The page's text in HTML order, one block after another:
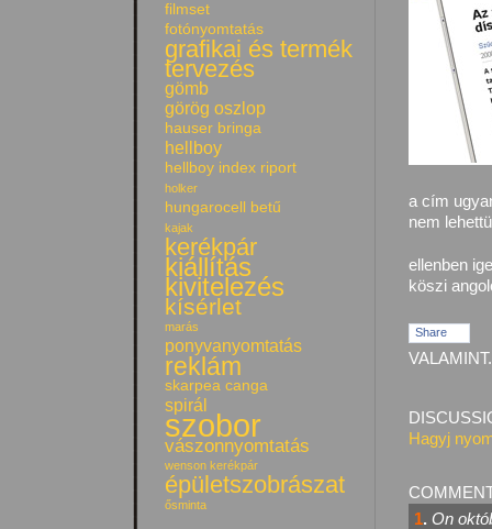
a cím
nem
ellenben
köszi
Share
Hagyj
1. On
filmset
fotónyomtatás
grafikai és termék
tervezés
gömb
görög oszlop
hauser bringa
hellboy
hellboy index riport
holker
hungarocell betű
kajak
kerékpár
kiállítás
kivitelezés
kísérlet
marás
ponyvanyomtatás
reklám
skarpea canga
spirál
szobor
vászonnyomtatás
wenson kerékpár
épületszobrászat
ősminta